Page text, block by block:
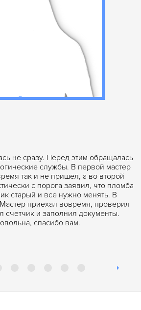
не сразу. Перед этим обращалась
службы. В первой мастер
так и не пришел, а во второй
с порога заявил, что пломба
старый и все нужно менять. В
приехал вовремя, проверил
счетчик и заполнил документы.
спасибо вам.